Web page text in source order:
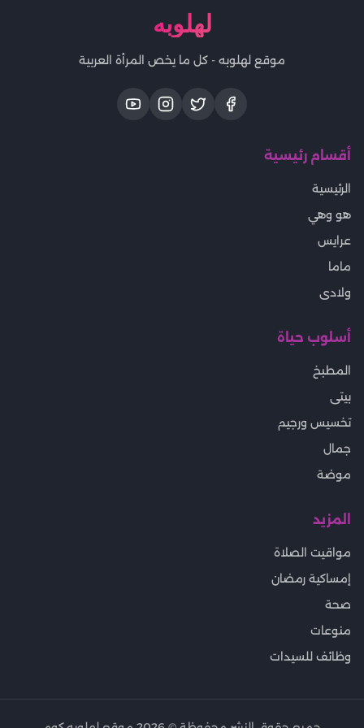
لهلوبه
موقع لهلوبه - كل ما يخص المرأة العربية
أقسام رئيسية
الرئيسية
هو وهي
عرايس
ماما
ولادى
أسلوب حياة
المطبخ
بيتى
تخسيس ورجيم
جمال
موضة
المزيد
مواقيت الصلاة
إمساكية رمضان
صحة
منوعات
وظائف للسيدات